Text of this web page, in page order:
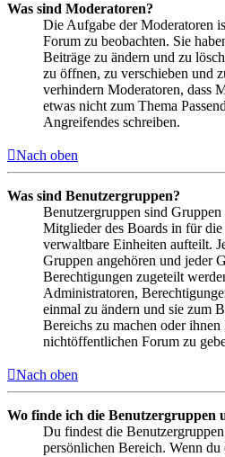
Was sind Moderatoren?
Die Aufgabe der Moderatoren
Forum zu beobachten. Sie
Beiträge zu ändern und zu
zu öffnen, zu verschieben und
verhindern Moderatoren, dass
etwas nicht zum Thema
Angreifendes schreiben.
Nach oben
Was sind Benutzergruppen?
Benutzergruppen sind
Mitglieder des Boards in für
verwaltbare Einheiten aufteilt.
Gruppen angehören und jeder
Berechtigungen zugeteilt
Administratoren,
einmal zu ändern und sie zum
Bereichs zu machen oder
nichtöffentlichen Forum zu
Nach oben
Wo finde ich die Benutzergruppen
Du findest die
persönlichen Bereich. Wenn du